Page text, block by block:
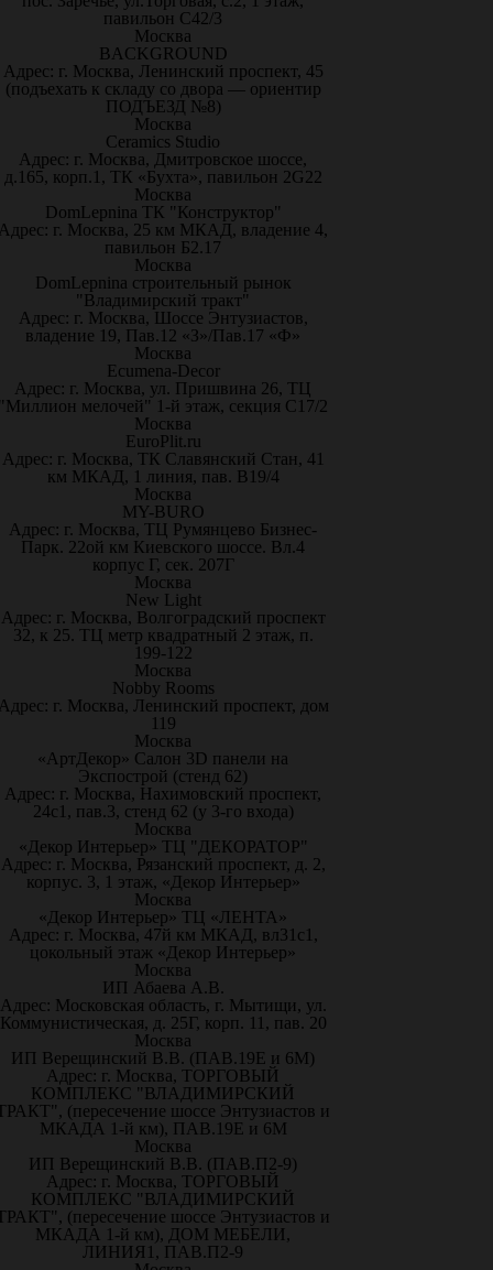
павильон С42/3
Москва
BACKGROUND
Адрес: г. Москва, Ленинский проспект, 45
(подъехать к складу со двора — ориентир
ПОДЪЕЗД №8)
Москва
Ceramics Studio
Адрес: г. Москва, Дмитровское шоссе,
д.165, корп.1, ТК «Бухта», павильон 2G22
Москва
DomLepnina ТК "Конструктор"
г. Москва, 25 км МКАД, владение 4,
павильон Б2.17
Москва
DomLepnina строительный рынок
"Владимирский тракт"
Адрес: г. Москва, Шоссе Энтузиастов,
владение 19, Пав.12 «З»/Пав.17 «Ф»
Москва
Ecumena-Decor
Адрес: г. Москва, ул. Пришвина 26, ТЦ
мелочей" 1-й этаж, секция С17/2
Москва
EuroPlit.ru
Адрес: г. Москва, ТК Славянский Стан, 41
км МКАД, 1 линия, пав. В19/4
Москва
MY-BURO
Адрес: г. Москва, ТЦ Румянцево Бизнес-
Парк. 22ой км Киевского шоссе. Вл.4
корпус Г, сек. 207Г
Москва
New Light
Адрес: г. Москва, Волгоградский проспект
32, к 25. ТЦ метр квадратный 2 этаж, п.
199-122
Москва
Nobby Rooms
г. Москва, Ленинский проспект, дом
119
Москва
«АртДекор» Салон 3D панели на
Экспострой (стенд 62)
Адрес: г. Москва, Нахимовский проспект,
24с1, пав.3, стенд 62 (у 3-го входа)
Москва
«Декор Интерьер» ТЦ "ДЕКОРАТОР"
Адрес: г. Москва, Рязанский проспект, д. 2,
корпус. 3, 1 этаж, «Декор Интерьер»
Москва
«Декор Интерьер» ТЦ «ЛЕНТА»
Адрес: г. Москва, 47й км МКАД, вл31с1,
цокольный этаж «Декор Интерьер»
Москва
ИП Абаева А.В.
Адрес: Московская область, г. Мытищи, ул.
Коммунистическая, д. 25Г, корп. 11, пав. 20
Москва
ИП Верещинский В.В. (ПАВ.19Е и 6М)
Адрес: г. Москва, ТОРГОВЫЙ
КОМПЛЕКС "ВЛАДИМИРСКИЙ
(пересечение шоссе Энтузиастов и
МКАДА 1-й км), ПАВ.19Е и 6М
Москва
ИП Верещинский В.В. (ПАВ.П2-9)
Адрес: г. Москва, ТОРГОВЫЙ
КОМПЛЕКС "ВЛАДИМИРСКИЙ
(пересечение шоссе Энтузиастов и
МКАДА 1-й км), ДОМ МЕБЕЛИ,
ЛИНИЯ1, ПАВ.П2-9